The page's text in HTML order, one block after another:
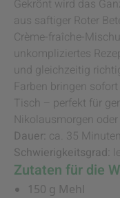
Gekrönt wird das
aus saftiger Roter
Crème-fraîche-
unkompliziertes
und gleichzeitig
Farben bringen
Tisch – perfekt für
Nikolausmorgen
Dauer: ca. 35 Minuten
Schwierigkeitsgrad:
Zutaten für die
150 g Mehl